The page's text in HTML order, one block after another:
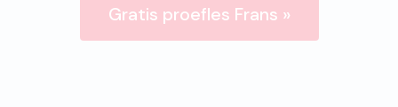
Gratis proefles Frans »